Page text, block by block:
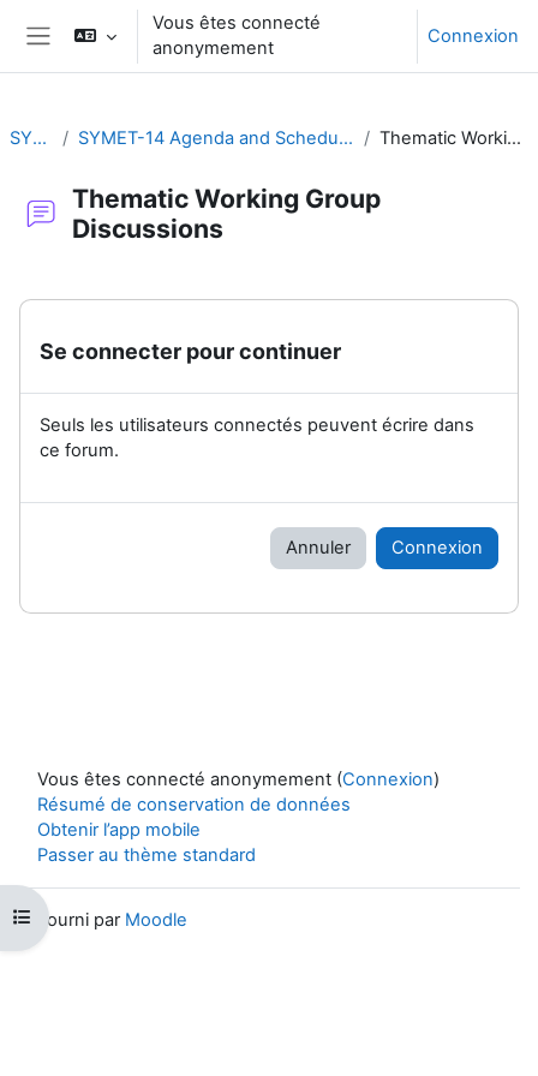
Passer au contenu principal
Panneau latéral
Vous êtes connecté
anonymement
Connexion
Ouvrir l’index du cours
SYMET-14 SYMET-14 Agenda and Schedule Details (22 to 25 November 2021) Thematic Working Group Discussions
Thematic Working Group
Discussions
Se connecter pour continuer
Seuls les utilisateurs connectés peuvent écrire dans
ce forum.
Annuler Connexion
Vous êtes connecté anonymement (Connexion)
Résumé de conservation de données
Obtenir l’app mobile
Passer au thème standard
Fourni par Moodle